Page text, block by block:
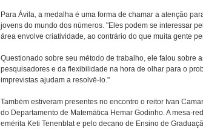
Para Ávila, a medalha é uma forma de chamar a atenção
jovens do mundo dos números. "Eles podem se interessar
área envolve criatividade, ao contrário do que muita gente
Questionado sobre seu método de trabalho, ele falou sobre
pesquisadores e da flexibilidade na hora de olhar para o
imprevistas ajudam a resolvê-lo."
Também estiveram presentes no encontro o reitor Ivan
do Departamento de Matemática Hemar Godinho. A mesa-
emérita Keti Tenenblat e pelo decano de Ensino de